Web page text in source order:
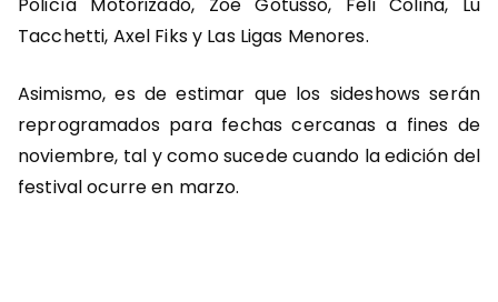
Policía Motorizado, Zoe Gotusso, Feli Colina, Lu
Tacchetti, Axel Fiks y Las Ligas Menores.
Asimismo, es de estimar que los sideshows serán
reprogramados para fechas cercanas a fines de
noviembre, tal y como sucede cuando la edición del
festival ocurre en marzo.